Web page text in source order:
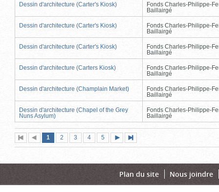
Dessin d'architecture (Carter's Kiosk)
Fonds Charles-Philippe-
Baillairgé
Dessin d'architecture (Carter's Kiosk)
Fonds Charles-Philippe-
Baillairgé
Dessin d'architecture (Carter's Kiosk)
Fonds Charles-Philippe-
Baillairgé
Dessin d'architecture (Carters Kiosk)
Fonds Charles-Philippe-
Baillairgé
Dessin d'architecture (Champlain Market)
Fonds Charles-Philippe-
Baillairgé
Dessin d'architecture (Chapel of the Grey
Nuns Asylum)
Fonds Charles-Philippe-
Baillairgé
Première
page
Page
précédente
Page
1 (page
actuelle)
Page
2 Page
3 Page
4 Page
5
suivante
page
Plan du site Nous joindre